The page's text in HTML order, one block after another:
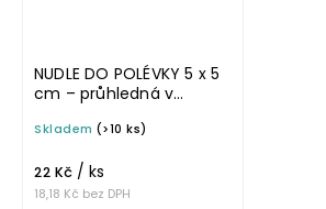
NUDLE DO POLÉVKY 5 x 5
cm – průhledná v
omyvatelná samolepka
Skladem (>10 ks)
18,18 Kč bez DPH
22 Kč / ks